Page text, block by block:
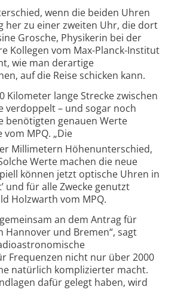
wenn die beiden Uhren
her zu einer zweiten Uhr, die dort
Grosche, Physikerin bei der
Kollegen vom Max-Planck-Institut
wie man derartige
auf die Reise schicken kann.
Kilometer lange Strecke zwischen
verdoppelt – und sogar noch
benötigten genauen Werte
MPQ. „Die
Millimetern Höhenunterschied,
Werte machen die neue
können jetzt optische Uhren in
und für alle Zwecke genutzt
Holzwarth vom MPQ.
an dem Antrag für
und Bremen“, sagt
Frequenzen nicht nur über 2000
natürlich komplizierter macht.
dafür gelegt haben, wird